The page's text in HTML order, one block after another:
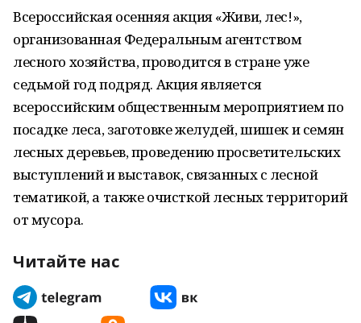
Всероссийская осенняя акция «Живи, лес!»,
организованная Федеральным агентством
лесного хозяйства, проводится в стране уже
седьмой год подряд. Акция является
всероссийским общественным мероприятием по
посадке леса, заготовке желудей, шишек и семян
лесных деревьев, проведению просветительских
выступлений и выставок, связанных с лесной
тематикой, а также очисткой лесных территорий
от мусора.
Читайте нас